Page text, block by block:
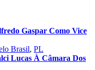
Gaspar Como Vice
Brasil,PL
Lucas À Câmara Dos